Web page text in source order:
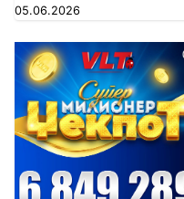
05.06.2026